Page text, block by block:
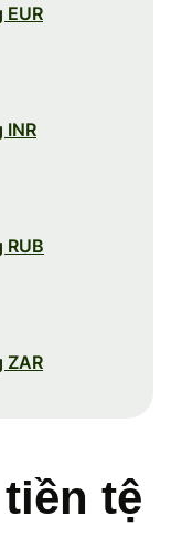
EUR
INR
RUB
ZAR
tệ